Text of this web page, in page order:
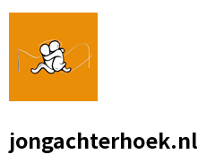
Skip
content
jongachterhoek.nl